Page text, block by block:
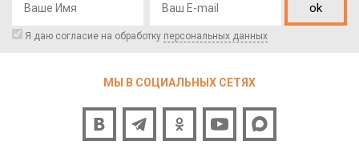
ok
Я даю согласие на обработку персональных данных
МЫ В СОЦИАЛЬНЫХ СЕТЯХ